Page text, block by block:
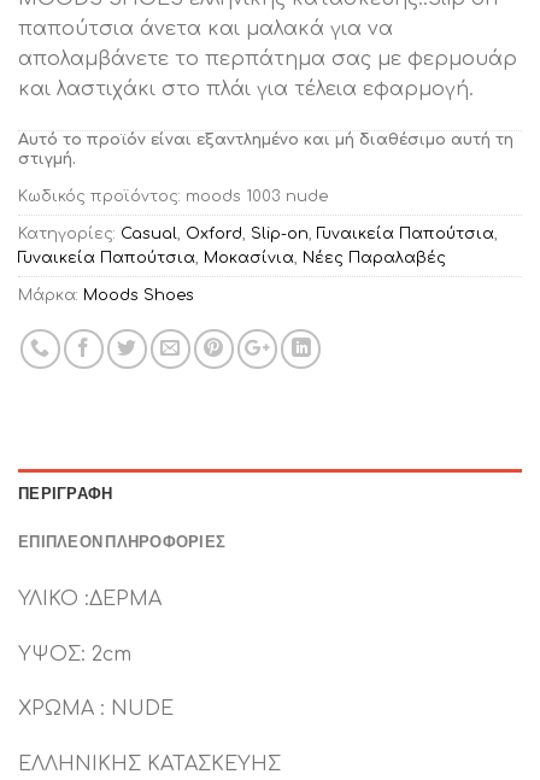
παπούτσια άνετα και μαλακά για να
απολαμβάνετε το περπάτημα σας με φερμουάρ
και λαστιχάκι στο πλάι για τέλεια εφαρμογή.
Αυτό το προϊόν είναι εξαντλημένο και μή διαθέσιμο αυτή τη
στιγμή.
Κωδικός προϊόντος: moods 1003 nude
Κατηγορίες: Casual, Oxford, Slip-on, Γυναικεία Παπούτσια,
Γυναικεία Παπούτσια, Μοκασίνια, Νέες Παραλαβές
Μάρκα: Moods Shoes
ΠΕΡΙΓΡΑΦΉ
ΕΠΙΠΛΈΟΝ ΠΛΗΡΟΦΟΡΊΕΣ
ΥΛΙΚΟ :ΔΕΡΜΑ
ΥΨΟΣ: 2cm
ΧΡΩΜΑ : NUDE
ΕΛΛΗΝΙΚΗΣ ΚΑΤΑΣΚΕΥΗΣ